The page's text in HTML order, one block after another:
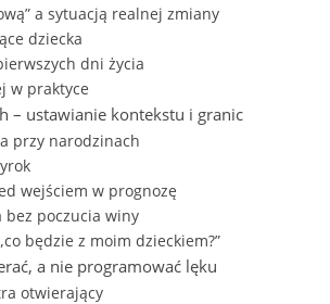
a sytuacją realnej zmiany
dziecka
dni życia
w praktyce
– ustawianie kontekstu i granic
przy narodzinach
wejściem w prognozę
bez poczucia winy
będzie z moim dzieckiem?”
a nie programować lęku
otwierający